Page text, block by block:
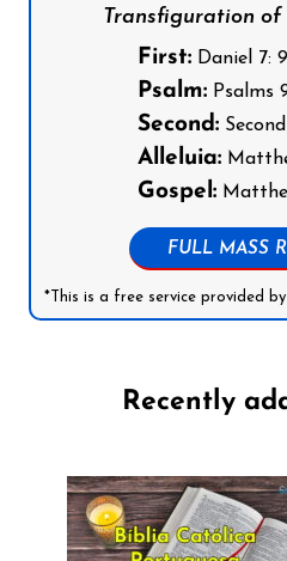
Transfiguration
First:Daniel 7: 9-
Psalm:Psalms
Second:Second
Alleluia:
Gospel:
FULL MASS
*This is a free service provided
Recently